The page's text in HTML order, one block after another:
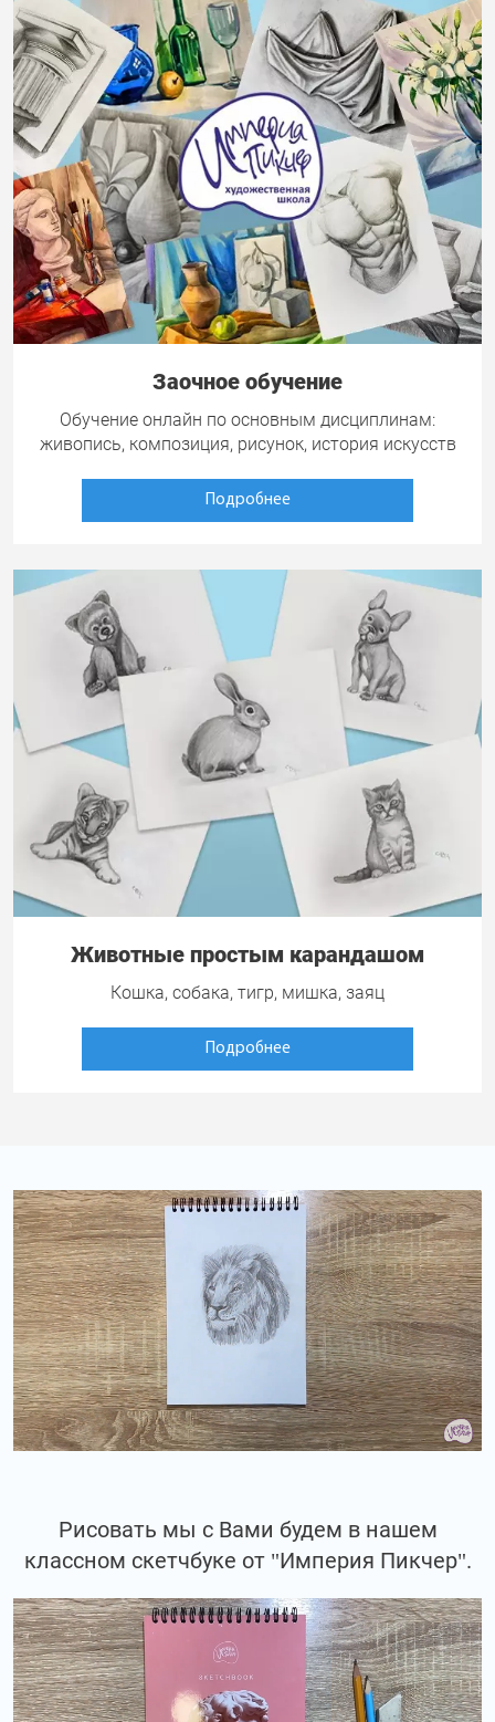
Заочное обучение
Обучение онлайн по основным дисциплинам:
живопись, композиция, рисунок, история искусств
Подробнее
Животные простым карандашом
Кошка, собака, тигр, мишка, заяц
Подробнее
Рисовать мы с Вами будем в нашем
классном скетчбуке от "Империя Пикчер".